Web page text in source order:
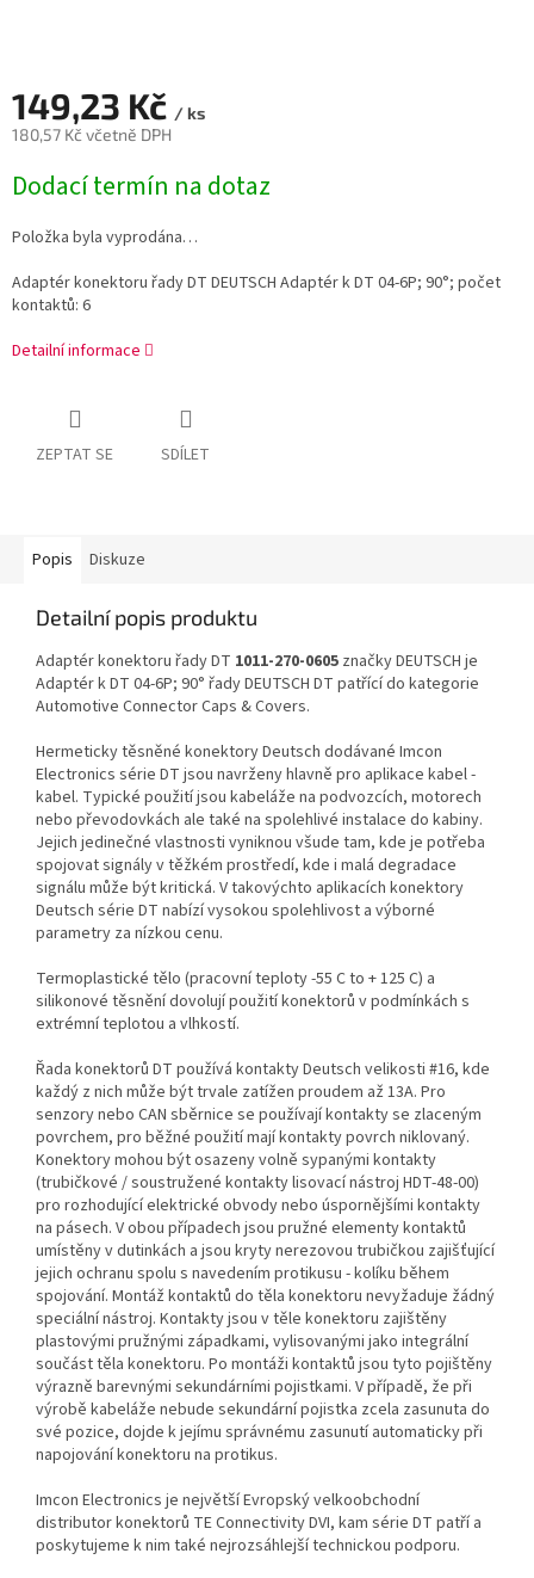
149,23 Kč / ks
180,57 Kč včetně DPH
cena:
Dodací termín na dotaz
Položka byla vyprodána…
Adaptér konektoru řady DT DEUTSCH Adaptér k DT 04-6P; 90°; počet
kontaktů: 6
Detailní informace
ZEPTAT SE SDÍLET
Popis Diskuze
Detailní popis produktu
Adaptér konektoru řady DT 1011-270-0605 značky DEUTSCH je
Adaptér k DT 04-6P; 90° řady DEUTSCH DT patřící do kategorie
Automotive Connector Caps & Covers.
Hermeticky těsněné konektory Deutsch dodávané Imcon
Electronics série DT jsou navrženy hlavně pro aplikace kabel -
kabel. Typické použití jsou kabeláže na podvozcích, motorech
nebo převodovkách ale také na spolehlivé instalace do kabiny.
Jejich jedinečné vlastnosti vyniknou všude tam, kde je potřeba
spojovat signály v těžkém prostředí, kde i malá degradace
signálu může být kritická. V takovýchto aplikacích konektory
Deutsch série DT nabízí vysokou spolehlivost a výborné
parametry za nízkou cenu.
Termoplastické tělo (pracovní teploty -55 C to + 125 C) a
silikonové těsnění dovolují použití konektorů v podmínkách s
extrémní teplotou a vlhkostí.
Řada konektorů DT používá kontakty Deutsch velikosti #16, kde
každý z nich může být trvale zatížen proudem až 13A. Pro
senzory nebo CAN sběrnice se používají kontakty se zlaceným
povrchem, pro běžné použití mají kontakty povrch niklovaný.
Konektory mohou být osazeny volně sypanými kontakty
(trubičkové / soustružené kontakty lisovací nástroj HDT-48-00)
pro rozhodující elektrické obvody nebo úspornějšími kontakty
na pásech. V obou případech jsou pružné elementy kontaktů
umístěny v dutinkách a jsou kryty nerezovou trubičkou zajišťující
jejich ochranu spolu s navedením protikusu - kolíku během
spojování. Montáž kontaktů do těla konektoru nevyžaduje žádný
speciální nástroj. Kontakty jsou v těle konektoru zajištěny
plastovými pružnými západkami, vylisovanými jako integrální
součást těla konektoru. Po montáži kontaktů jsou tyto pojištěny
výrazně barevnými sekundárními pojistkami. V případě, že při
výrobě kabeláže nebude sekundární pojistka zcela zasunuta do
své pozice, dojde k jejímu správnému zasunutí automaticky při
napojování konektoru na protikus.
Imcon Electronics je největší Evropský velkoobchodní
distributor konektorů TE Connectivity DVI, kam série DT patří a
poskytujeme k nim také nejrozsáhlejší technickou podporu.